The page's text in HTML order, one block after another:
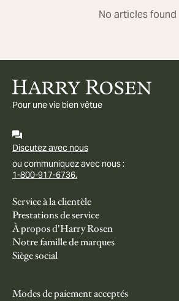
No articles found
Pour une vie bien vêtue
Discutez avec nous
ou communiquez avec nous :
1-800-917-6736.
Service à la clientèle
Prestations de service
À propos d'Harry Rosen
Notre famille de marques
Siège social
Modes de paiement acceptés